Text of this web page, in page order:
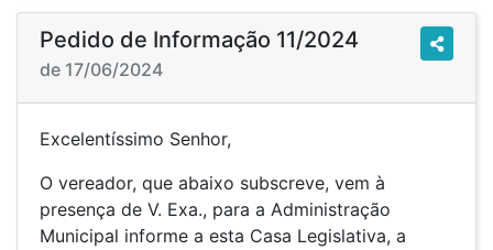
Pedido de Informação 11/2024
de 17/06/2024
Excelentíssimo Senhor,
O vereador, que abaixo subscreve, vem à
presença de V. Exa., para a Administração
Municipal informe a esta Casa Legislativa, a